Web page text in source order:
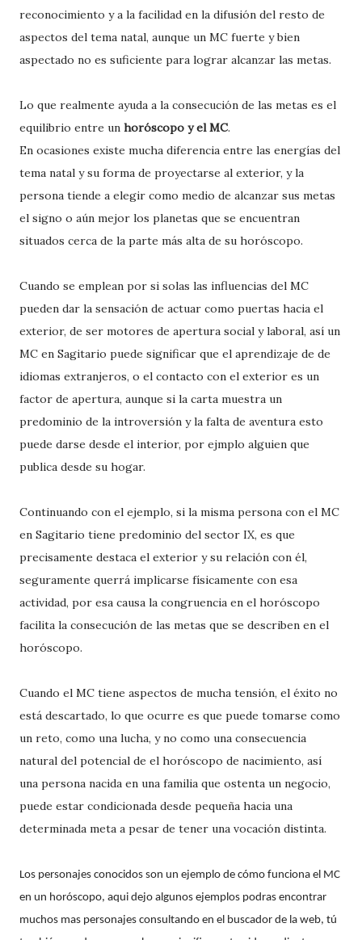
reconocimiento y a la facilidad en la difusión del resto de
aspectos del tema natal, aunque un MC fuerte y bien
aspectado no es suficiente para lograr alcanzar las metas.
Lo que realmente ayuda a la consecución de las metas es el
equilibrio entre un horóscopo y el MC.
En ocasiones existe mucha diferencia entre las energías del
tema natal y su forma de proyectarse al exterior, y la
persona tiende a elegir como medio de alcanzar sus metas
el signo o aún mejor los planetas que se encuentran
situados cerca de la parte más alta de su horóscopo.
Cuando se emplean por si solas las influencias del MC
pueden dar la sensación de actuar como puertas hacia el
exterior, de ser motores de apertura social y laboral, así un
MC en Sagitario puede significar que el aprendizaje de de
idiomas extranjeros, o el contacto con el exterior es un
factor de apertura, aunque si la carta muestra un
predominio de la introversión y la falta de aventura esto
puede darse desde el interior, por ejmplo alguien que
publica desde su hogar.
Continuando con el ejemplo, si la misma persona con el MC
en Sagitario tiene predominio del sector IX, es que
precisamente destaca el exterior y su relación con él,
seguramente querrá implicarse físicamente con esa
actividad, por esa causa la congruencia en el horóscopo
facilita la consecución de las metas que se describen en el
horóscopo.
Cuando el MC tiene aspectos de mucha tensión, el éxito no
está descartado, lo que ocurre es que puede tomarse como
un reto, como una lucha, y no como una consecuencia
natural del potencial de el horóscopo de nacimiento, así
una persona nacida en una familia que ostenta un negocio,
puede estar condicionada desde pequeña hacia una
determinada meta a pesar de tener una vocación distinta.
Los personajes conocidos son un ejemplo de cómo funciona el MC
en un horóscopo, aqui dejo algunos ejemplos podras encontrar
muchos mas personajes consultando en el buscador de la web, tú